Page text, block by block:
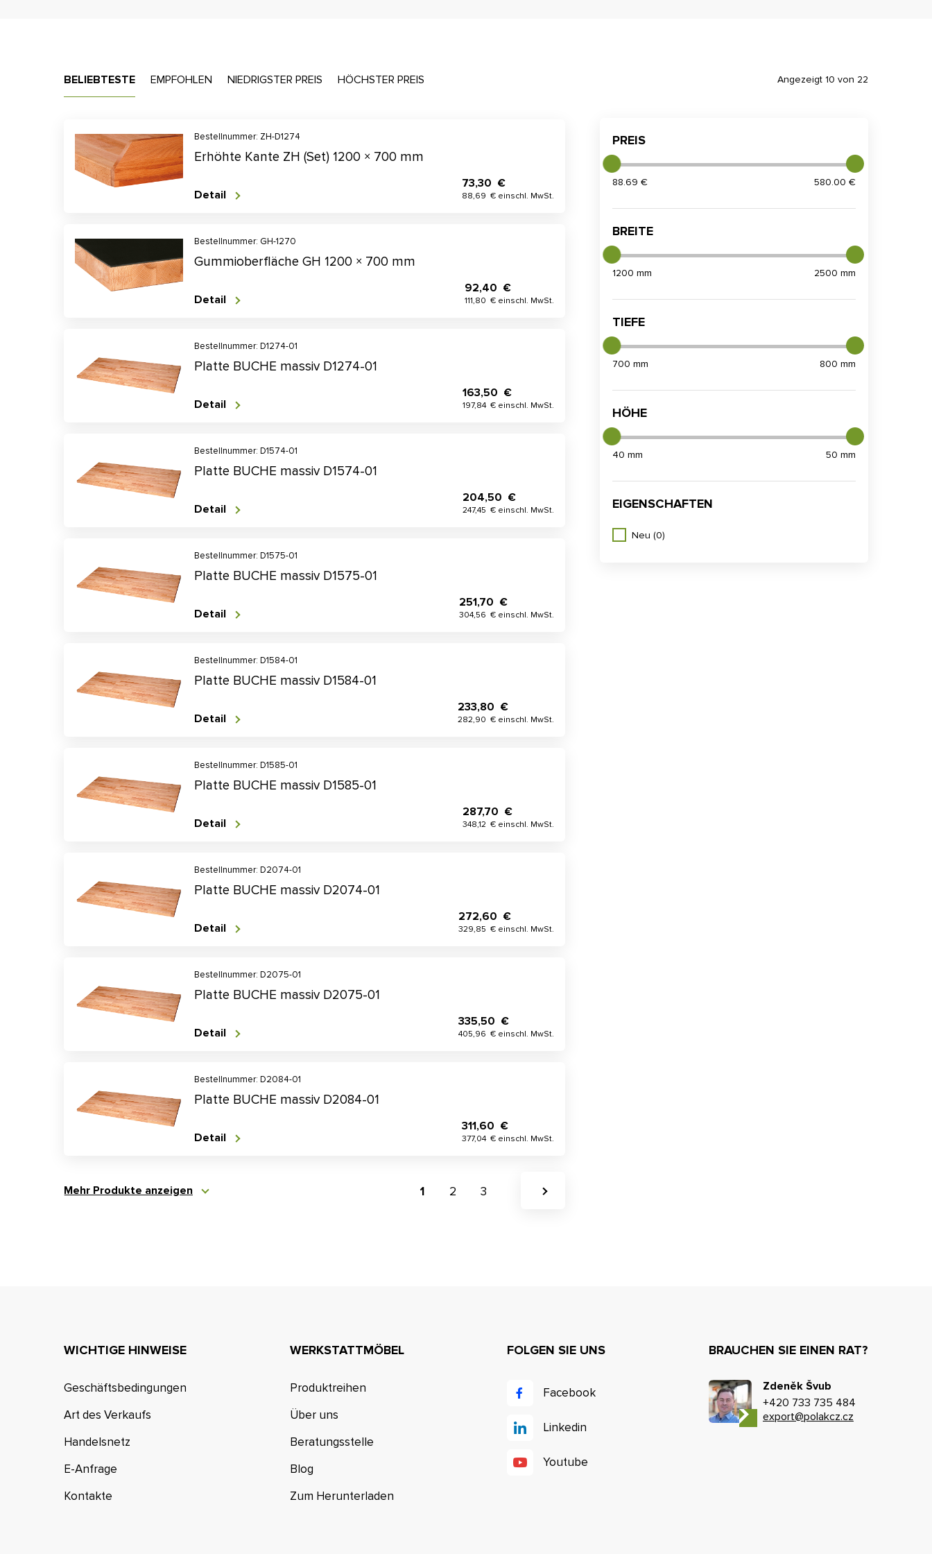
BELIEBTESTE EMPFOHLEN NIEDRIGSTER PREIS HÖCHSTER PREIS
Bestellnummer: ZH-D1274
Erhöhte Kante ZH (Set) 1200 × 700 mm
73,30 €
88,69 € einschl. MwSt.
Detail
Bestellnummer: GH-1270
Gummioberfläche GH 1200 × 700 mm
92,40 €
111,80 € einschl. MwSt.
Detail
Bestellnummer: D1274-01
Platte BUCHE massiv D1274-01
163,50 €
197,84 € einschl. MwSt.
Detail
Bestellnummer: D1574-01
Platte BUCHE massiv D1574-01
204,50 €
247,45 € einschl. MwSt.
Detail
Bestellnummer: D1575-01
Platte BUCHE massiv D1575-01
251,70 €
304,56 € einschl. MwSt.
Detail
Bestellnummer: D1584-01
Platte BUCHE massiv D1584-01
233,80 €
282,90 € einschl. MwSt.
Detail
Bestellnummer: D1585-01
Platte BUCHE massiv D1585-01
287,70 €
348,12 € einschl. MwSt.
Detail
Bestellnummer: D2074-01
Platte BUCHE massiv D2074-01
272,60 €
329,85 € einschl. MwSt.
Detail
Bestellnummer: D2075-01
Platte BUCHE massiv D2075-01
335,50 €
405,96 € einschl. MwSt.
Detail
Bestellnummer: D2084-01
Platte BUCHE massiv D2084-01
311,60 €
377,04 € einschl. MwSt.
Detail
Mehr Produkte anzeigen 1 2 3
Angezeigt 10 von 22
PREIS
88.69 € 580.00 €
BREITE
1200 mm 2500 mm
TIEFE
700 mm 800 mm
HÖHE
40 mm 50 mm
EIGENSCHAFTEN
Neu (0)
WICHTIGE HINWEISE
Geschäftsbedingungen
Art des Verkaufs
Handelsnetz
E-Anfrage
Kontakte
WERKSTATTMÖBEL
Produktreihen
Über uns
Beratungsstelle
Blog
Zum Herunterladen
FOLGEN SIE UNS
Facebook
Linkedin
Youtube
BRAUCHEN SIE EINEN RAT?
Zdeněk Švub
+420 733 735 484
export@polakcz.cz